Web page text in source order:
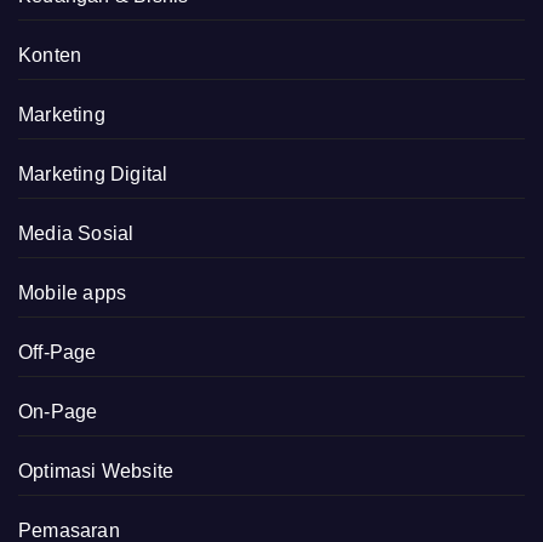
Konten
Marketing
Marketing Digital
Media Sosial
Mobile apps
Off-Page
On-Page
Optimasi Website
Pemasaran